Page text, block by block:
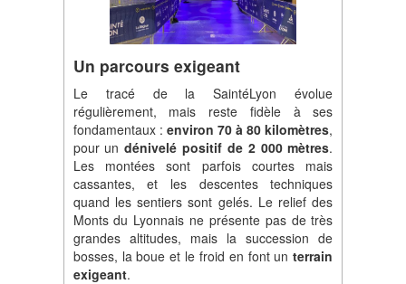
Un parcours exigeant
Le tracé de la SaintéLyon évolue
régulièrement, mais reste fidèle à ses
fondamentaux : environ 70 à 80 kilomètres,
pour undénivelé positif de 2 000 mètres.
Les montées sont parfois courtes mais
cassantes, et les descentes techniques
quand les sentiers sont gelés. Le relief des
Monts du Lyonnais ne présente pas de très
grandes altitudes, mais la succession de
bosses, la boue et le froid en font unterrain
exigeant.